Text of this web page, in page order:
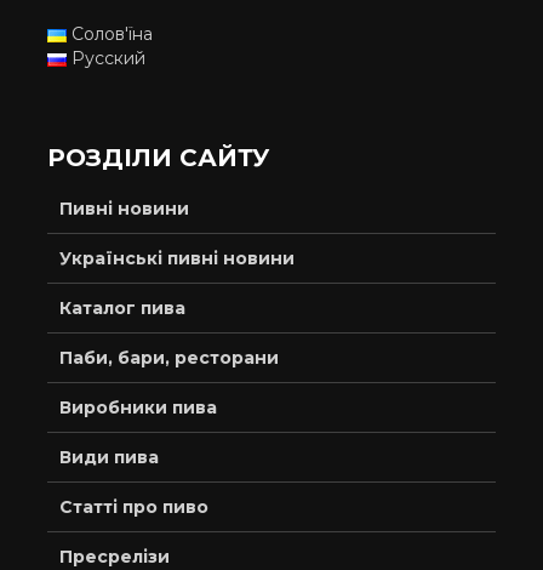
Солов'їна
Русский
РОЗДІЛИ САЙТУ
Пивні новини
Українські пивні новини
Каталог пива
Паби, бари, ресторани
Виробники пива
Види пива
Статті про пиво
Пресрелізи